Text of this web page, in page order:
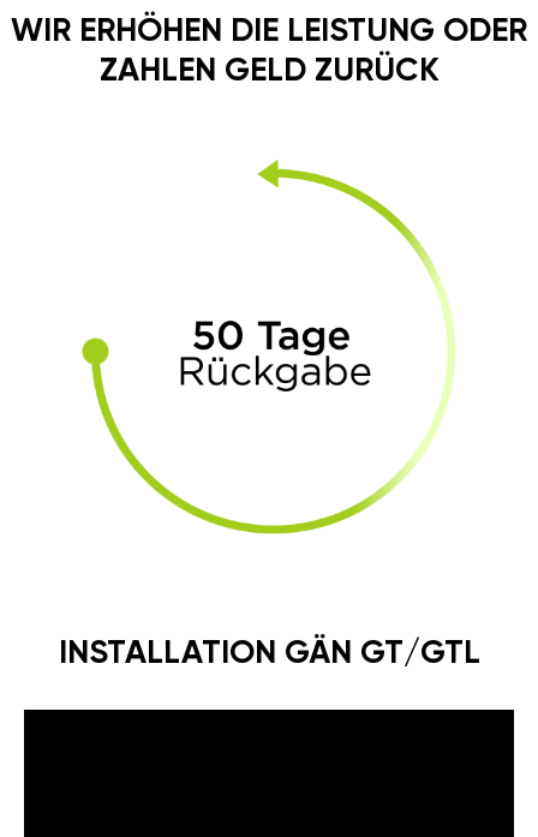
WIR ERHÖHEN DIE LEISTUNG ODER
ZAHLEN GELD ZURÜCK
INSTALLATION GÄN GT/GTL